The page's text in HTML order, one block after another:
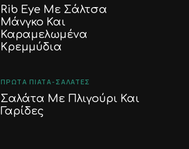
Rib Eye Με Σάλτσα
Μάνγκο Και
Καραμελωμένα
Κρεμμύδια
ΠΡΏΤΑ ΠΙΆΤΑ-ΣΑΛΆΤΕΣ
Σαλάτα Με Πλιγούρι Και
Γαρίδες